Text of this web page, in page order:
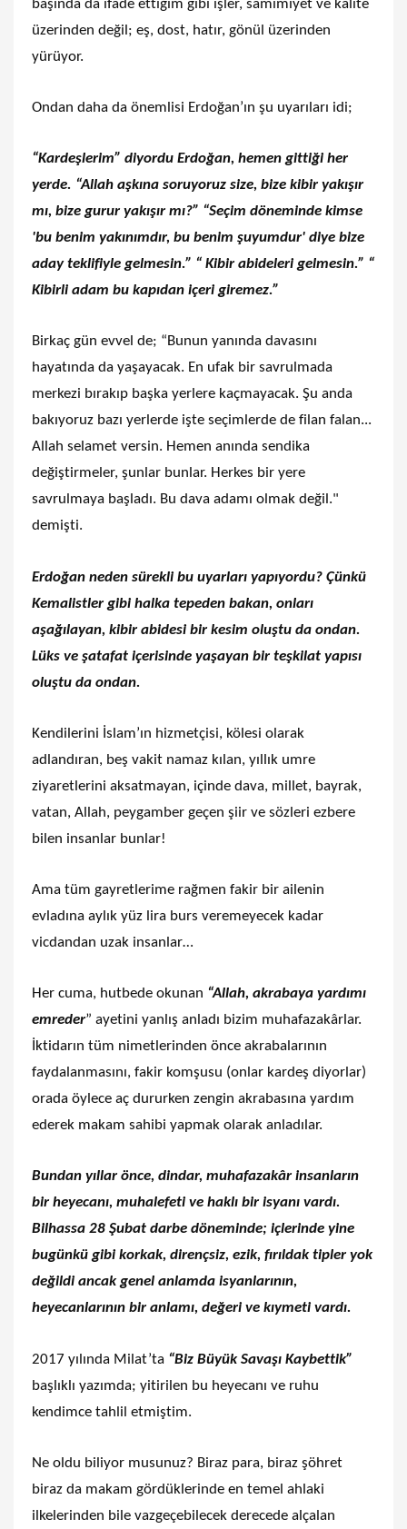
başında da ifade ettiğim gibi işler, samimiyet ve kalite
üzerinden değil; eş, dost, hatır, gönül üzerinden
yürüyor.
Ondan daha da önemlisi Erdoğan’ın şu uyarıları idi;
“Kardeşlerim” diyordu Erdoğan, hemen gittiği her
yerde. “Allah aşkına soruyoruz size, bize kibir yakışır
mı, bize gurur yakışır mı?” “Seçim döneminde kimse
'bu benim yakınımdır, bu benim şuyumdur' diye bize
aday teklifiyle gelmesin.” “ Kibir abideleri gelmesin.” “
Kibirli adam bu kapıdan içeri giremez.”
Birkaç gün evvel de; “Bunun yanında davasını
hayatında da yaşayacak. En ufak bir savrulmada
merkezi bırakıp başka yerlere kaçmayacak. Şu anda
bakıyoruz bazı yerlerde işte seçimlerde de filan falan...
Allah selamet versin. Hemen anında sendika
değiştirmeler, şunlar bunlar. Herkes bir yere
savrulmaya başladı. Bu dava adamı olmak değil."
demişti.
Erdoğan neden sürekli bu uyarları yapıyordu? Çünkü
Kemalistler gibi halka tepeden bakan, onları
aşağılayan, kibir abidesi bir kesim oluştu da ondan.
Lüks ve şatafat içerisinde yaşayan bir teşkilat yapısı
oluştu da ondan.
Kendilerini İslam’ın hizmetçisi, kölesi olarak
adlandıran, beş vakit namaz kılan, yıllık umre
ziyaretlerini aksatmayan, içinde dava, millet, bayrak,
vatan, Allah, peygamber geçen şiir ve sözleri ezbere
bilen insanlar bunlar!
Ama tüm gayretlerime rağmen fakir bir ailenin
evladına aylık yüz lira burs veremeyecek kadar
vicdandan uzak insanlar…
Her cuma, hutbede okunan “Allah, akrabaya yardımı
emreder” ayetini yanlış anladı bizim muhafazakârlar.
İktidarın tüm nimetlerinden önce akrabalarının
faydalanmasını, fakir komşusu (onlar kardeş diyorlar)
orada öylece aç dururken zengin akrabasına yardım
ederek makam sahibi yapmak olarak anladılar.
Bundan yıllar önce, dindar, muhafazakâr insanların
bir heyecanı, muhalefeti ve haklı bir isyanı vardı.
Bilhassa 28 Şubat darbe döneminde; içlerinde yine
bugünkü gibi korkak, dirençsiz, ezik, fırıldak tipler yok
değildi ancak genel anlamda isyanlarının,
heyecanlarının bir anlamı, değeri ve kıymeti vardı.
2017 yılında Milat’ta “Biz Büyük Savaşı Kaybettik”
başlıklı yazımda; yitirilen bu heyecanı ve ruhu
kendimce tahlil etmiştim.
Ne oldu biliyor musunuz? Biraz para, biraz şöhret
biraz da makam gördüklerinde en temel ahlaki
ilkelerinden bile vazgeçebilecek derecede alçalan